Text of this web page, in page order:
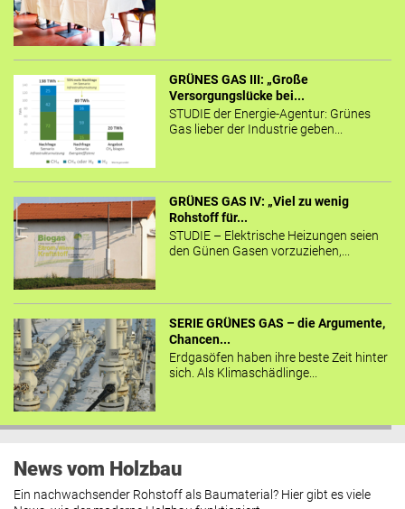
GRÜNES GAS III: „Große
Versorgungslücke bei...
STUDIE der Energie-Agentur: Grünes
Gas lieber der Industrie geben...
GRÜNES GAS IV: „Viel zu wenig
Rohstoff für...
STUDIE – Elektrische Heizungen seien
den Günen Gasen vorzuziehen,...
SERIE GRÜNES GAS – die Argumente,
Chancen...
Erdgasöfen haben ihre beste Zeit hinter
sich. Als Klimaschädlinge...
News vom Holzbau
Ein nachwachsender Rohstoff als Baumaterial? Hier gibt es viele